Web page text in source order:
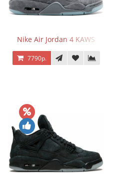
Nike Air Jordan 4 KAWS
7790р.